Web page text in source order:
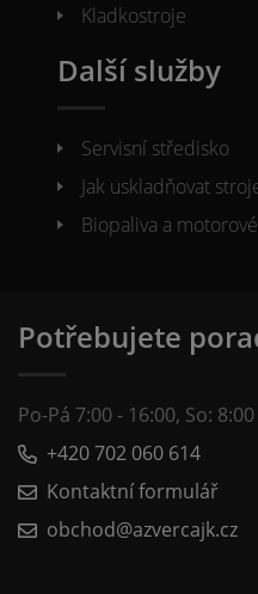
Kladkostroje
Další služby
Servisní středisko
Jak uskladňovat
Biopaliva a
Potřebujete
Po-Pá 7:00 - 16:00, So:
+420 702 060 614
Kontaktní formulář
obchod@azvercajk.cz